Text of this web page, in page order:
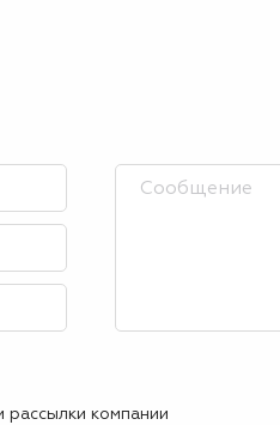
рассылки компании